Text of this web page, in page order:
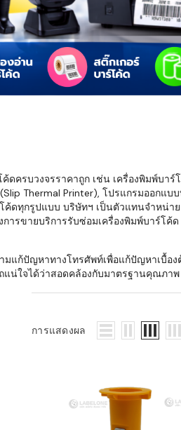
WMS ต่างกันอย่างไร?
แบบไหนเหมาะกับธุรกิจที่
กำลังเติบโต
ขั้นตอนการทำงานของ
WMS ตั้งแต่รับสินค้า จัด
เก็บ หยิบ แพ็ก จนถึงจัดส่ง
อย่างไร
WMS สำหรับธุรกิจ 3PL,
ค้าส่ง และ E-Commerce:
แนะนำ Checklist ก่อน
เลือกระบบ WMS: ธุรกิจ
ก่อนเริ่มติดตั้ง
ระบบบาร์โค้ดในธุรกิจขน
ดครบวงจรราคาถูก เช่น เครื่องพิมพ์บา
Thermal Printer), โปรแกรมออก
ทุกรูปแบบ บริษัทฯ เป็นตัวแทนจำหน่าย
รขายบริการรับซ่อมเครื่องพิมพ์บาร์โค้
แก้ปัญหาทางโทรศัพท์เพื่อแก้ปัญหาเบื้
น่ใจได้ว่าสอดคล้องกับมาตรฐานคุณภา
การแสดงผล